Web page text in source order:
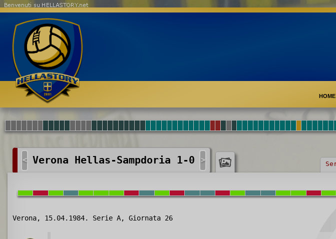
HOME
Benvenuti su HELLASTORY.net
< Verona Hellas-Sampdoria 1-0 >
Verona, 15.04.1984. Serie A, Giornata 26